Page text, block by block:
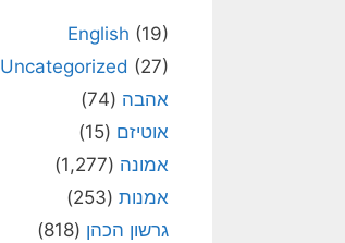
English (19)
Uncategorized (27)
אהבה (74)
אוטיזם (15)
אמונה (1,277)
אמנות (253)
גרשון הכהן (818)